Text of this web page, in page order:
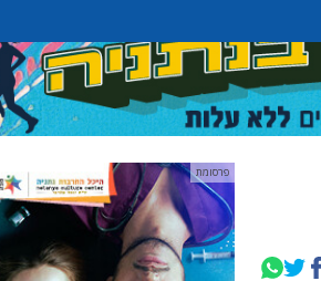
פרסומת